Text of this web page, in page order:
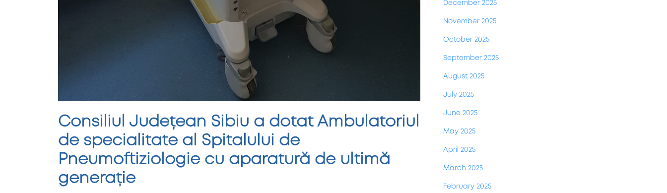
Consiliul Județean Sibiu a dotat Ambulatoriul
de specialitate al Spitalului de
Pneumoftiziologie cu aparatură de ultimă
generație
December 2025
November 2025
October 2025
September 2025
August 2025
July 2025
June 2025
May 2025
April 2025
March 2025
February 2025